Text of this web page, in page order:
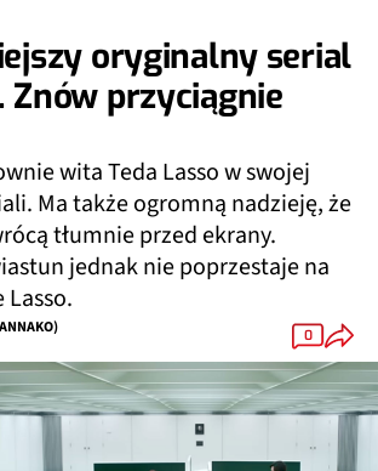
oryginalny serial
Znów przyciągnie
wita Teda Lasso w swojej
Ma także ogromną nadzieję, że
tłumnie przed ekrany.
jednak nie poprzestaje na
Lasso.
0